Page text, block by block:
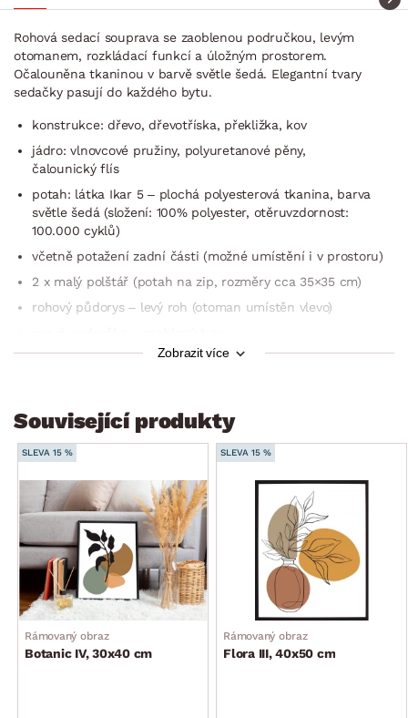
Rohová sedací souprava se zaoblenou područkou, levým
otomanem, rozkládací funkcí a úložným prostorem.
Očalouněna tkaninou v barvě světle šedá. Elegantní tvary
sedačky pasují do každého bytu.
konstrukce: dřevo, dřevotříska, překližka, kov
jádro: vlnovcové pružiny, polyuretanové pěny,
čalounický flís
potah: látka Ikar 5 – plochá polyesterová tkanina, barva
světle šedá (složení: 100% polyester, otěruvzdornost:
100.000 cyklů)
včetně potažení zadní části (možné umístění i v prostoru)
2 x malý polštář (potah na zip, rozměry cca 35×35 cm)
rohový půdorys – levý roh (otoman umístěn vlevo)
sedák: středně měkký
nohy: tvrzený plast, chromový lesk, výška 5,5 cm
funkce rozkladu na příležitostné lůžko: plocha 197×124 cm
(výsuvný typ rozkladu, konstrukce kov/dřevo, na kolečkách
úložný prostor (pod otomanem, vyklápěcí kovová
konstrukce)
dodáváno v částečném demontu
Zobrazit více
Související produkty
SLEVA 15 %
Rámovaný obraz
Botanic IV, 30x40 cm
SLEVA 15 %
Rámovaný obraz
Flora III, 40x50 cm